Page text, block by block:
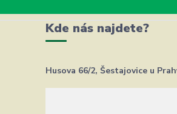
Kde nás najdete?
Husova 66/2, Šestajovice u